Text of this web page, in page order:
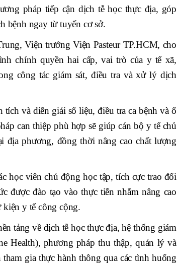
pháp tiếp cận dịch tễ học thực địa, góp
bệnh ngay từ tuyến cơ sở.
Viện trưởng Viện Pasteur TP.HCM, cho
chính quyền hai cấp, vai trò của y tế xã,
công tác giám sát, điều tra và xử lý dịch
và diễn giải số liệu, điều tra ca bệnh và ổ
can thiệp phù hợp sẽ giúp cán bộ y tế chủ
địa phương, đồng thời nâng cao chất lượng
học viên chủ động học tập, tích cực trao đổi
được đào tạo vào thực tiễn nhằm nâng cao
kiện y tế công cộng.
tảng về dịch tễ học thực địa, hệ thống giám
Health), phương pháp thu thập, quản lý và
gia thực hành thông qua các tình huống